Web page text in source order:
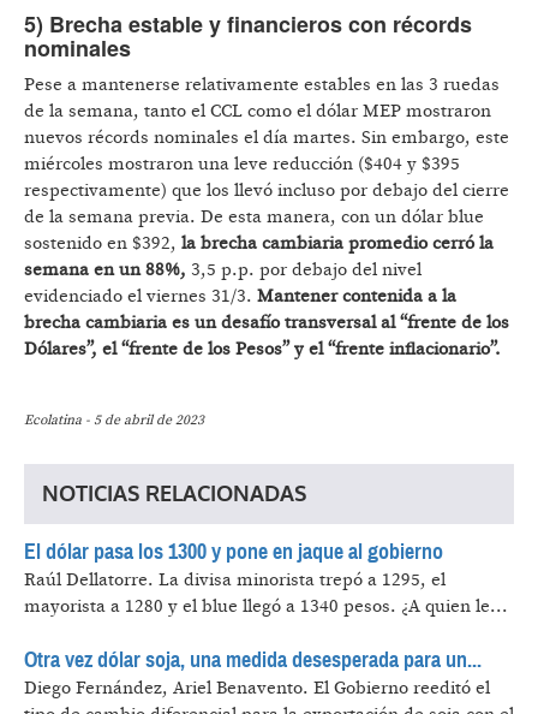
5) Brecha estable y financieros con récords
nominales
Pese a mantenerse relativamente estables en las 3 ruedas
de la semana, tanto el CCL como el dólar MEP mostraron
nuevos récords nominales el día martes. Sin embargo, este
miércoles mostraron una leve reducción ($404 y $395
respectivamente) que los llevó incluso por debajo del cierre
de la semana previa. De esta manera, con un dólar blue
sostenido en $392, la brecha cambiaria promedio cerró la
semana en un 88%, 3,5 p.p. por debajo del nivel
evidenciado el viernes 31/3. Mantener contenida a la
brecha cambiaria es un desafío transversal al “frente de los
Dólares”, el “frente de los Pesos” y el “frente inflacionario”.
Ecolatina - 5 de abril de 2023
NOTICIAS RELACIONADAS
El dólar pasa los 1300 y pone en jaque al gobierno
Raúl Dellatorre. La divisa minorista trepó a 1295, el
mayorista a 1280 y el blue llegó a 1340 pesos. ¿A quien le...
Otra vez dólar soja, una medida desesperada para un...
Diego Fernández, Ariel Benavento. El Gobierno reeditó el